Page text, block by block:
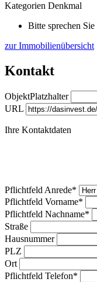
Kategorien Denkmal
Bitte sprechen
zur Immobilienübersicht
Kontakt
ObjektPlatzhalter
URL
Ihre Kontaktdaten
Pflichtfeld Anrede*
Pflichtfeld Vorname*
Pflichtfeld Nachname*
Straße
Hausnummer
PLZ
Ort
Pflichtfeld Telefon*